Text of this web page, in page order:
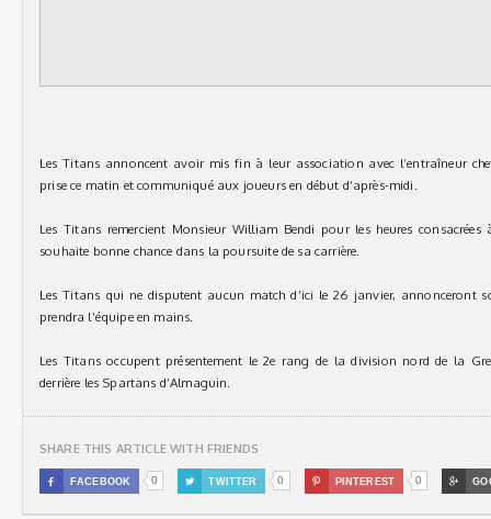
Les Titans annoncent avoir mis fin à leur association avec l’entraîneur
prise ce matin et communiqué aux joueurs en début d’après-midi.
Les Titans remercient Monsieur William Bendi pour les heures
souhaite bonne chance dans la poursuite de sa carrière.
Les Titans qui ne disputent aucun match d’ici le 26 janvier, annonceront
prendra l’équipe en mains.
Les Titans occupent présentement le 2e rang de la division nord de la
derrière les Spartans d’Almaguin.
SHARE THIS ARTICLE WITH FRIENDS
 FACEBOOK 0  TWITTER 0  PINTEREST 0 